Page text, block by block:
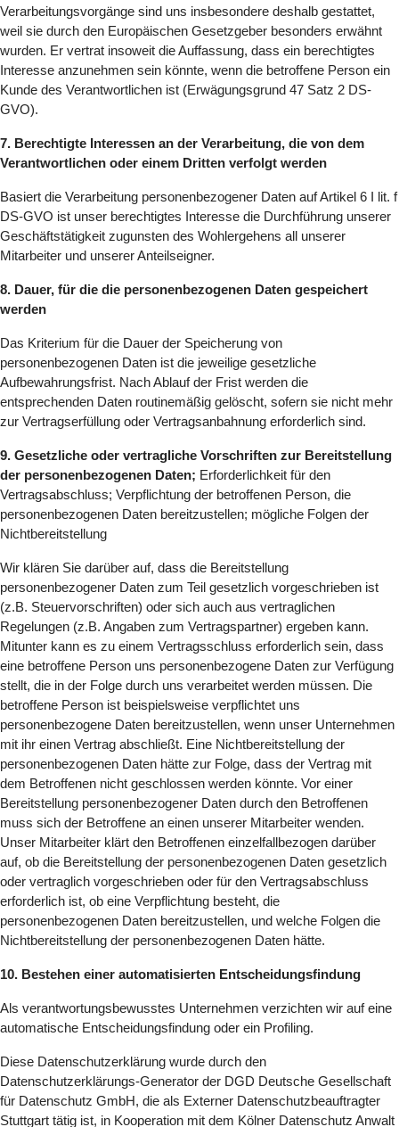
Verarbeitungsvorgänge sind uns insbesondere deshalb gestattet,
weil sie durch den Europäischen Gesetzgeber besonders erwähnt
wurden. Er vertrat insoweit die Auffassung, dass ein berechtigtes
Interesse anzunehmen sein könnte, wenn die betroffene Person ein
Kunde des Verantwortlichen ist (Erwägungsgrund 47 Satz 2 DS-
GVO).
7. Berechtigte Interessen an der Verarbeitung, die von dem
Verantwortlichen oder einem Dritten verfolgt werden
Basiert die Verarbeitung personenbezogener Daten auf Artikel 6 I lit. f
DS-GVO ist unser berechtigtes Interesse die Durchführung unserer
Geschäftstätigkeit zugunsten des Wohlergehens all unserer
Mitarbeiter und unserer Anteilseigner.
8. Dauer, für die die personenbezogenen Daten gespeichert
werden
Das Kriterium für die Dauer der Speicherung von
personenbezogenen Daten ist die jeweilige gesetzliche
Aufbewahrungsfrist. Nach Ablauf der Frist werden die
entsprechenden Daten routinemäßig gelöscht, sofern sie nicht mehr
zur Vertragserfüllung oder Vertragsanbahnung erforderlich sind.
9. Gesetzliche oder vertragliche Vorschriften zur Bereitstellung
der personenbezogenen Daten; Erforderlichkeit für den
Vertragsabschluss; Verpflichtung der betroffenen Person, die
personenbezogenen Daten bereitzustellen; mögliche Folgen der
Nichtbereitstellung
Wir klären Sie darüber auf, dass die Bereitstellung
personenbezogener Daten zum Teil gesetzlich vorgeschrieben ist
(z.B. Steuervorschriften) oder sich auch aus vertraglichen
Regelungen (z.B. Angaben zum Vertragspartner) ergeben kann.
Mitunter kann es zu einem Vertragsschluss erforderlich sein, dass
eine betroffene Person uns personenbezogene Daten zur Verfügung
stellt, die in der Folge durch uns verarbeitet werden müssen. Die
betroffene Person ist beispielsweise verpflichtet uns
personenbezogene Daten bereitzustellen, wenn unser Unternehmen
mit ihr einen Vertrag abschließt. Eine Nichtbereitstellung der
personenbezogenen Daten hätte zur Folge, dass der Vertrag mit
dem Betroffenen nicht geschlossen werden könnte. Vor einer
Bereitstellung personenbezogener Daten durch den Betroffenen
muss sich der Betroffene an einen unserer Mitarbeiter wenden.
Unser Mitarbeiter klärt den Betroffenen einzelfallbezogen darüber
auf, ob die Bereitstellung der personenbezogenen Daten gesetzlich
oder vertraglich vorgeschrieben oder für den Vertragsabschluss
erforderlich ist, ob eine Verpflichtung besteht, die
personenbezogenen Daten bereitzustellen, und welche Folgen die
Nichtbereitstellung der personenbezogenen Daten hätte.
10. Bestehen einer automatisierten Entscheidungsfindung
Als verantwortungsbewusstes Unternehmen verzichten wir auf eine
automatische Entscheidungsfindung oder ein Profiling.
Diese Datenschutzerklärung wurde durch den
Datenschutzerklärungs-Generator der DGD Deutsche Gesellschaft
für Datenschutz GmbH, die als Externer Datenschutzbeauftragter
Stuttgart tätig ist, in Kooperation mit dem Kölner Datenschutz Anwalt